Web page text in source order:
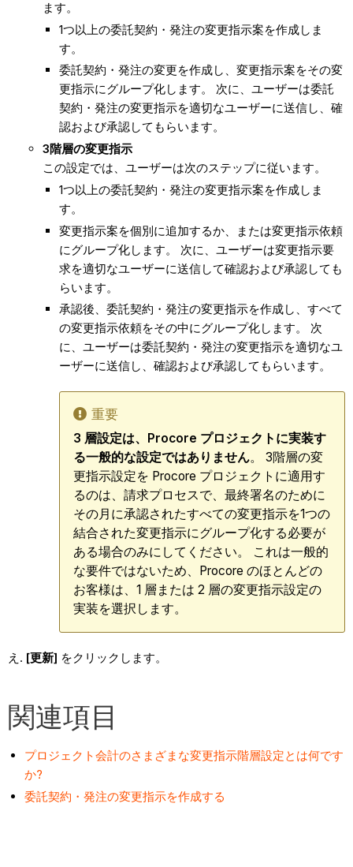
ます。
1つ以上の委託契約・発注の変更指示案を作成しま
す。
委託契約・発注の変更を作成し、変更指示案をその変
更指示にグループ化します。 次に、ユーザーは委託
契約・発注の変更指示を適切なユーザーに送信し、確
認および承認してもらいます。
3階層の変更指示
この設定では、ユーザーは次のステップに従います。
1つ以上の委託契約・発注の変更指示案を作成しま
す。
変更指示案を個別に追加するか、または変更指示依頼
にグループ化します。 次に、ユーザーは変更指示要
求を適切なユーザーに送信して確認および承認しても
らいます。
承認後、委託契約・発注の変更指示を作成し、すべて
の変更指示依頼をその中にグループ化します。 次
に、ユーザーは委託契約・発注の変更指示を適切なユ
ーザーに送信し、確認および承認してもらいます。
重要
3 層設定は、Procore プロジェクトに実装す
る一般的な設定ではありません。 3階層の変
更指示設定を Procore プロジェクトに適用す
るのは、請求プロセスで、最終署名のために
その月に承認されたすべての変更指示を1つの
結合された変更指示にグループ化する必要が
ある場合のみにしてください。 これは一般的
な要件ではないため、Procore のほとんどの
お客様は、1 層または 2 層の変更指示設定の
実装を選択します。
[更新] をクリックします。
関連項目
プロジェクト会計のさまざまな変更指示階層設定とは何です
か?
委託契約・発注の変更指示を作成する